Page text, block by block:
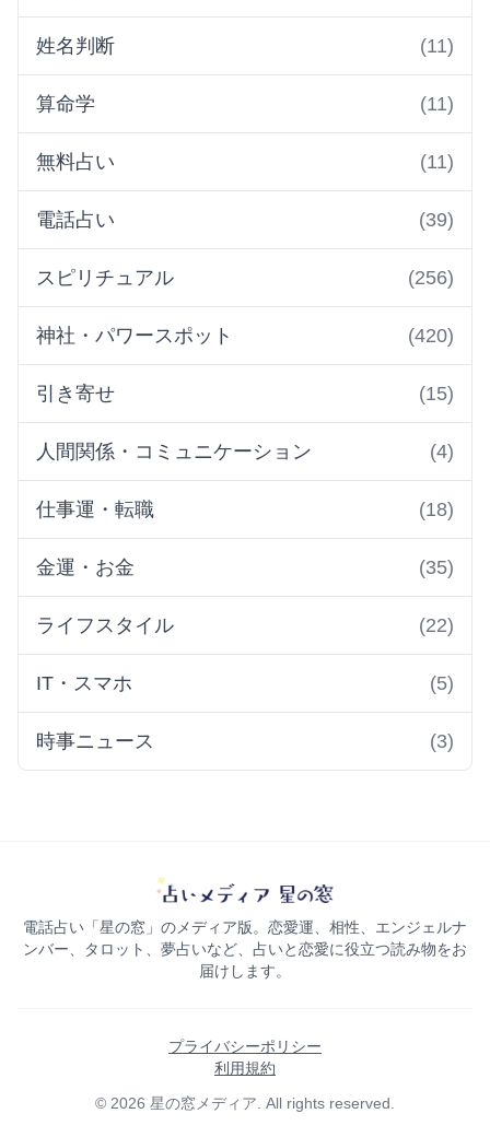
姓名判断 (11)
算命学 (11)
無料占い (11)
電話占い (39)
スピリチュアル (256)
神社・パワースポット (420)
引き寄せ (15)
人間関係・コミュニケーション (4)
仕事運・転職 (18)
金運・お金 (35)
ライフスタイル (22)
IT・スマホ (5)
時事ニュース (3)
電話占い「星の窓」のメディア版。恋愛運、相性、エンジェルナ
ンバー、タロット、夢占いなど、占いと恋愛に役立つ読み物をお
届けします。
プライバシーポリシー
利用規約
© 2026 星の窓メディア. All rights reserved.